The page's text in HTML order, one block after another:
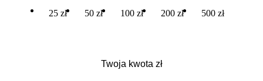
25 zł 50 zł 100 zł 200 zł 500 zł